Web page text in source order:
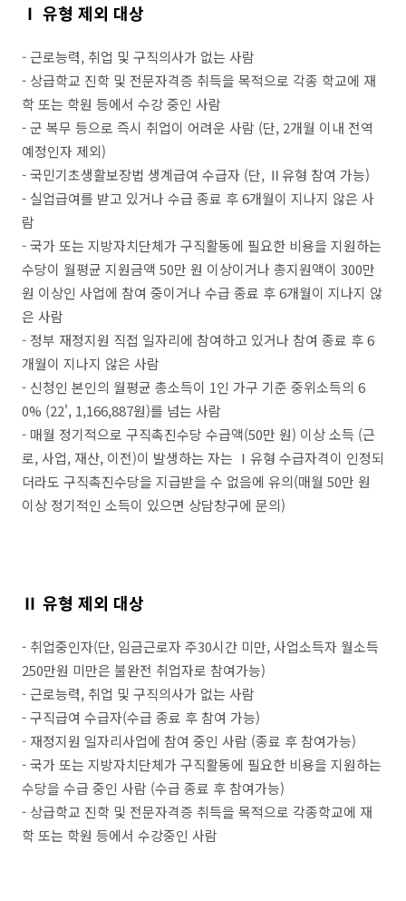
Ⅰ 유형 제외 대상
- 근로능력, 취업 및 구직의사가 없는 사람
- 상급학교 진학 및 전문자격증 취득을 목적으로 각종 학교에 재
학 또는 학원 등에서 수강 중인 사람
- 군 복무 등으로 즉시 취업이 어려운 사람 (단, 2개월 이내 전역
예정인자 제외)
- 국민기초생활보장법 생계급여 수급자 (단, Ⅱ유형 참여 가능)
- 실업급여를 받고 있거나 수급 종료 후 6개월이 지나지 않은 사
람
- 국가 또는 지방자치단체가 구직활동에 필요한 비용을 지원하는
수당이 월평균 지원금액 50만 원 이상이거나 총지원액이 300만
원 이상인 사업에 참여 중이거나 수급 종료 후 6개월이 지나지 않
은 사람
- 정부 재정지원 직접 일자리에 참여하고 있거나 참여 종료 후 6
개월이 지나지 않은 사람
- 신청인 본인의 월평균 총소득이 1인 가구 기준 중위소득의 6
0% (22', 1,166,887원)를 넘는 사람
- 매월 정기적으로 구직촉진수당 수급액(50만 원) 이상 소득 (근
로, 사업, 재산, 이전)이 발생하는 자는 Ⅰ유형 수급자격이 인정되
더라도 구직촉진수당을 지급받을 수 없음에 유의(매월 50만 원
이상 정기적인 소득이 있으면 상담창구에 문의)
Ⅱ 유형 제외 대상
- 취업중인자(단, 임금근로자 주30시간 미만, 사업소득자 월소득
250만원 미만은 불완전 취업자로 참여가능)
- 근로능력, 취업 및 구직의사가 없는 사람
- 구직급여 수급자(수급 종료 후 참여 가능)
- 재정지원 일자리사업에 참여 중인 사람 (종료 후 참여가능)
- 국가 또는 지방자치단체가 구직활동에 필요한 비용을 지원하는
수당을 수급 중인 사람 (수급 종료 후 참여가능)
- 상급학교 진학 및 전문자격증 취득을 목적으로 각종학교에 재
학 또는 학원 등에서 수강중인 사람